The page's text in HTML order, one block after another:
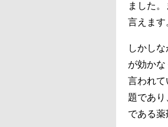
ました
言えます
しかし
が効か
言われて
題であ
である薬